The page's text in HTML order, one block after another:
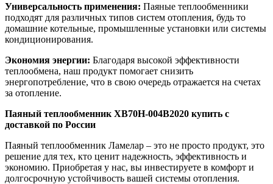
Универсальность применения: Паяные теплообменники
подходят для различных типов систем отопления, будь то
домашние котельные, промышленные установки или системы
кондиционирования.
Экономия энергии: Благодаря высокой эффективности
теплообмена, наш продукт помогает снизить
энергопотребление, что в свою очередь отражается на счетах
за отопление.
Паяный теплообменник XB70H-004B2020 купить с
доставкой по России
Паяный теплообменник Ламелар – это не просто продукт, это
решение для тех, кто ценит надежность, эффективность и
экономию. Приобретая у нас, вы инвестируете в комфорт и
долгосрочную устойчивость вашей системы отопления.